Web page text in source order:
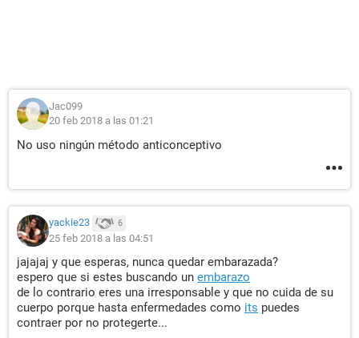
Jac099
20 feb 2018 a las 01:21
No uso ningún método anticonceptivo
yackie23 6
25 feb 2018 a las 04:51
jajajaj y que esperas, nunca quedar embarazada?
espero que si estes buscando un embarazo
de lo contrario eres una irresponsable y que no cuida de su
cuerpo porque hasta enfermedades como its puedes
contraer por no protegerte...